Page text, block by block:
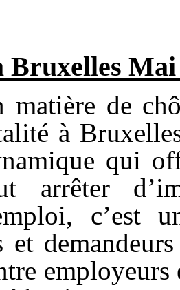
Bruxelles Mai
matière de
à
qui
arrêter
c’est
et